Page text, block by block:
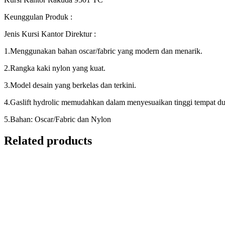
Keunggulan Produk :
Jenis Kursi Kantor Direktur :
1.Menggunakan bahan oscar/fabric yang modern dan menarik.
2.Rangka kaki nylon yang kuat.
3.Model desain yang berkelas dan terkini.
4.Gaslift hydrolic memudahkan dalam menyesuaikan tinggi tempat
5.Bahan: Oscar/Fabric dan Nylon
Related products